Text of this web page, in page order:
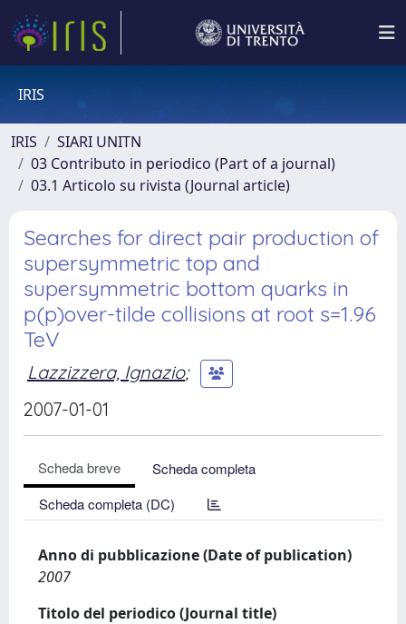
IRIS
IRIS
SIARI UNITN
03 Contributo in periodico (Part of a journal)
03.1 Articolo su rivista (Journal article)
Searches for direct pair production of
supersymmetric top and
supersymmetric bottom quarks in
p(p)over-tilde collisions at root s=1.96
TeV
Lazzizzera, Ignazio;
2007-01-01
Scheda breve
Scheda completa
Scheda completa (DC)
Anno di pubblicazione (Date of publication)
2007
Titolo del periodico (Journal title)